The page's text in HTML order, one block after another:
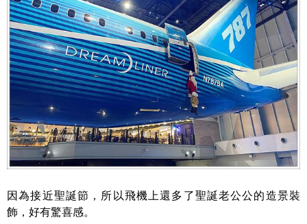
因為接近聖誕節，所以飛機上還多了聖誕老公公的造景裝
飾，好有驚喜感。